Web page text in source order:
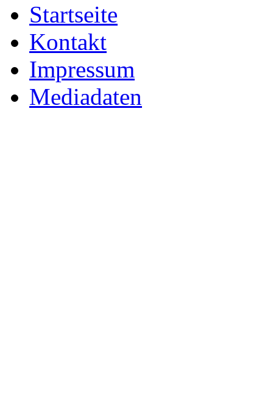
Startseite
Kontakt
Impressum
Mediadaten